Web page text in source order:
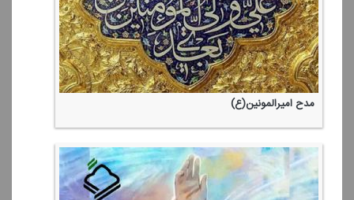
مدح امیرالمونین(ع)